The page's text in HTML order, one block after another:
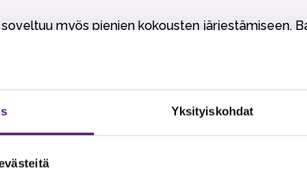
Yksityiskohdat
myös pienien kokousten järjestämiseen.
ehdottomasti kielletty.
wc tai talouspaperit eikä loppusiivous. Nämä
joissa on pöytäryhmät, hiilikäyttöiset grillit.